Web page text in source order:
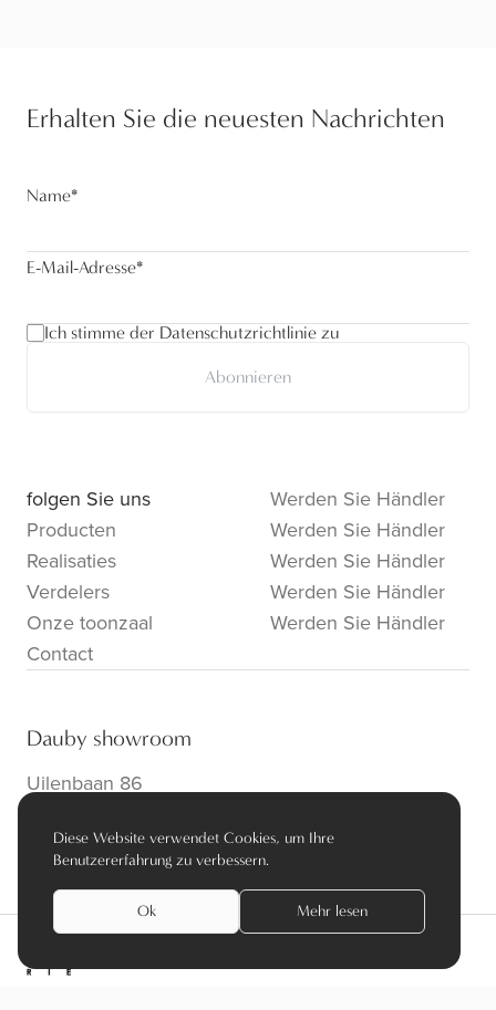
Erhalten Sie die neuesten Nachrichten
Name*
E-Mail-Adresse*
Ich stimme der Datenschutzrichtlinie zu
Abonnieren
folgen Sie uns
Producten
Realisaties
Verdelers
Onze toonzaal
Contact
Werden Sie Händler
Werden Sie Händler
Werden Sie Händler
Werden Sie Händler
Werden Sie Händler
Dauby showroom
Uilenbaan 86
info@dauby.be|+32 3 354 16 86
Diese Website verwendet Cookies, um Ihre
Benutzererfahrung zu verbessern.
Ok Mehr lesen